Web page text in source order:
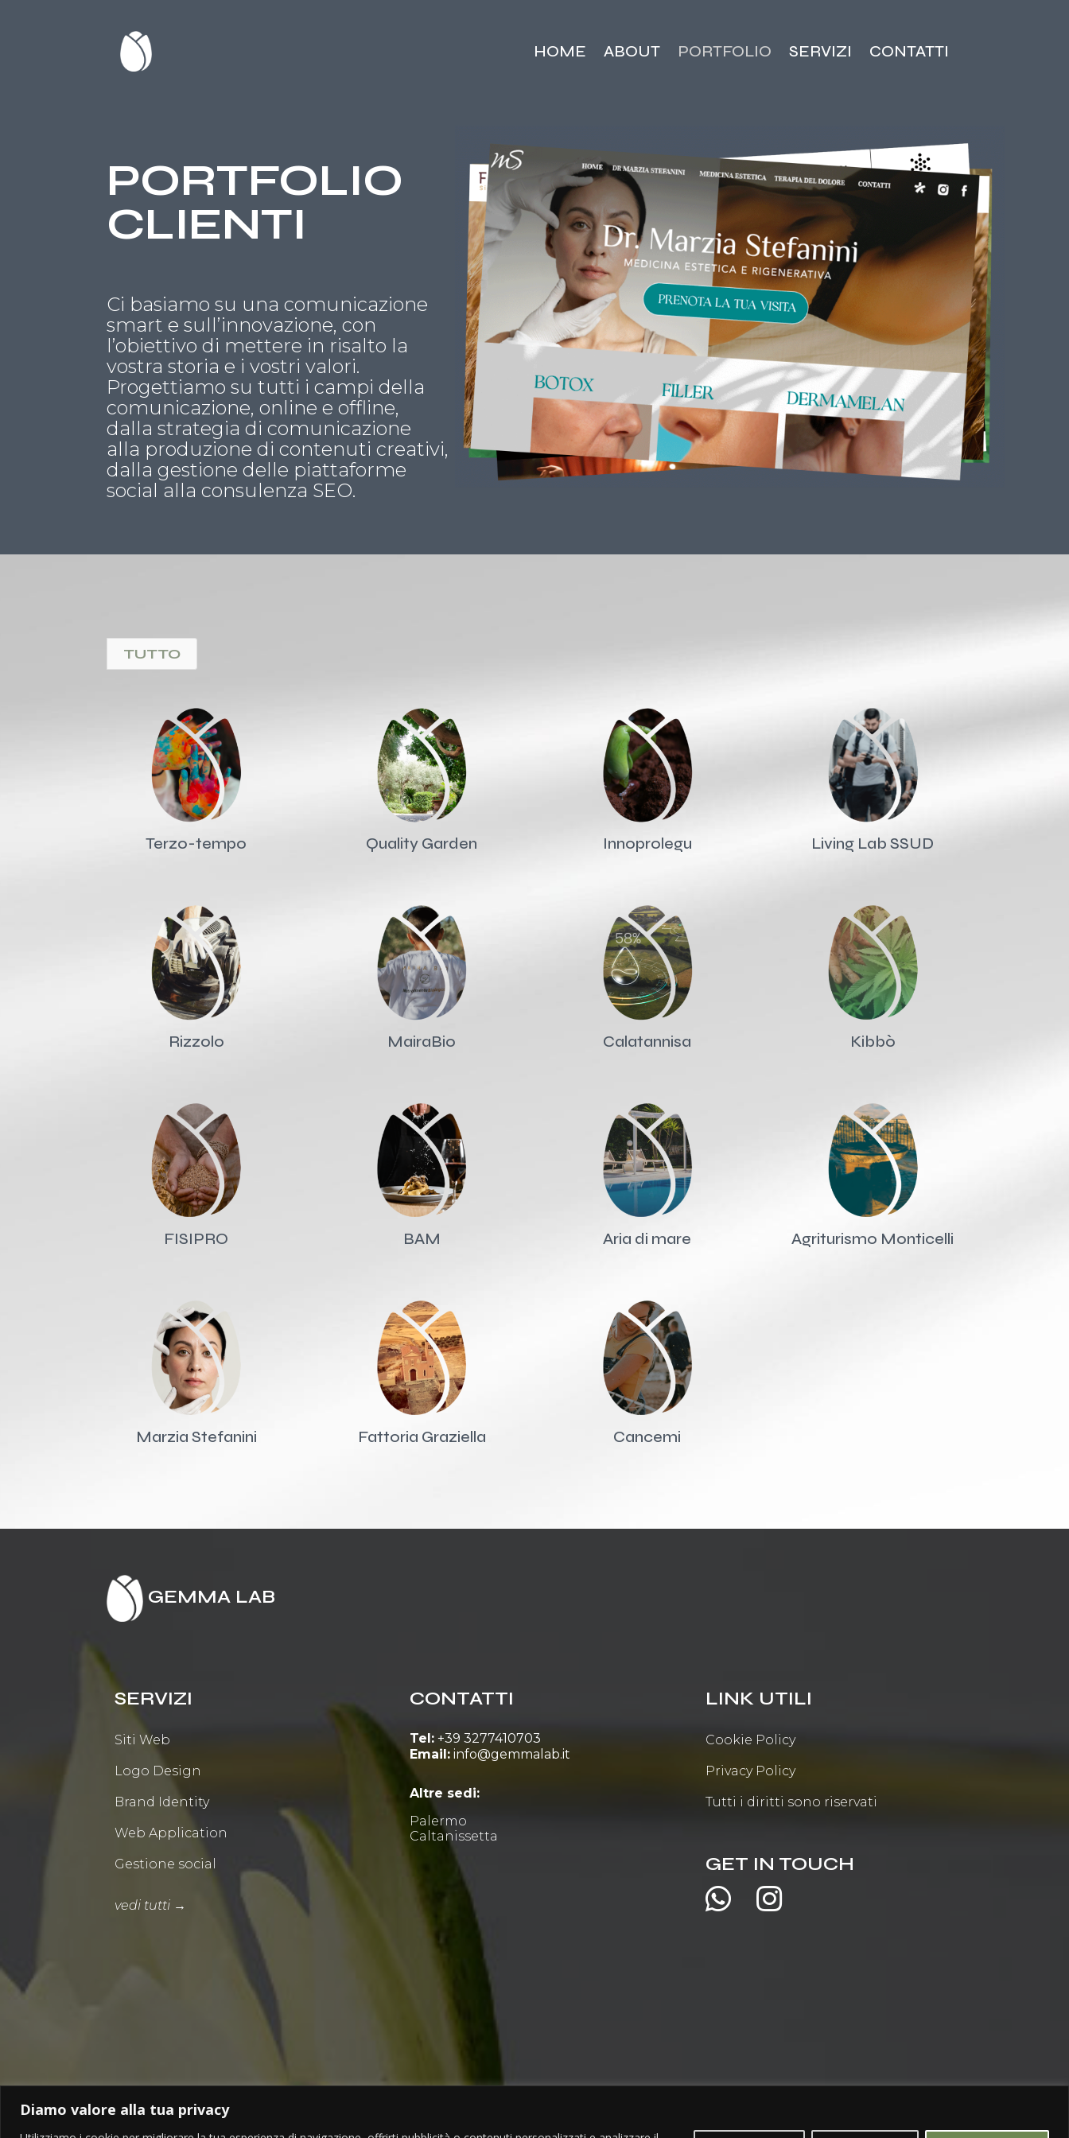
Diamo valore alla tua privacy
HOME ABOUT PORTFOLIO SERVIZI CONTATTI
PORTFOLIO
CLIENTI
Ci basiamo su una comunicazione
smart e sull’innovazione, con
l’obiettivo di mettere in risalto la
vostra storia e i vostri valori.
Progettiamo su tutti i campi della
comunicazione, online e offline,
dalla strategia di comunicazione
alla produzione di contenuti creativi,
dalla gestione delle piattaforme
social alla consulenza SEO.
TUTTO
Terzo-tempo Quality Garden Innoprolegu Living Lab SSUD
Rizzolo MairaBio Calatannisa Kibbò
FISIPRO BAM Aria di mare Agriturismo Monticelli
Marzia Stefanini Fattoria Graziella Cancemi
GEMMA LAB
SERVIZI
Siti Web
Logo Design
Brand Identity
Web Application
Gestione social
vedi tutti →
CONTATTI
Tel: +39 3277410703
Email: info@gemmalab.it
Altre sedi:
Palermo
Caltanissetta
LINK UTILI
Cookie Policy
Privacy Policy
Tutti i diritti sono riservati
GET IN TOUCH
 